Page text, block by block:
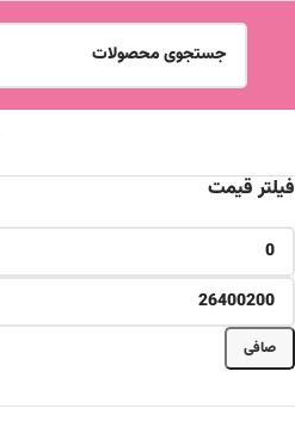
فیلتر قیمت
صافی